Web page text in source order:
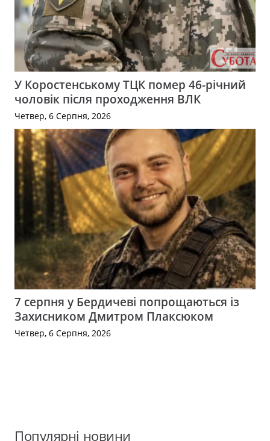
У Коростенському ТЦК помер 46-річний
чоловік після проходження ВЛК
Четвер, 6 Серпня, 2026
7 серпня у Бердичеві попрощаються із
Захисником Дмитром Плаксюком
Четвер, 6 Серпня, 2026
Популярні новини